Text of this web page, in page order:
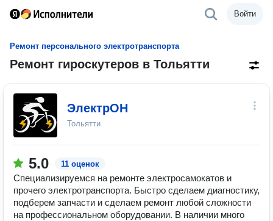
Войти
Ремонт персонального электротранспорта
Ремонт гироскутеров в Тольятти
ЭлектрОН
Тольятти
5.0 11 оценок
Специализируемся на ремонте электросамокатов и
прочего электротранспорта. Быстро сделаем диагностику,
подберем запчасти и сделаем ремонт любой сложности
на профессиональном оборудовании. В наличии много